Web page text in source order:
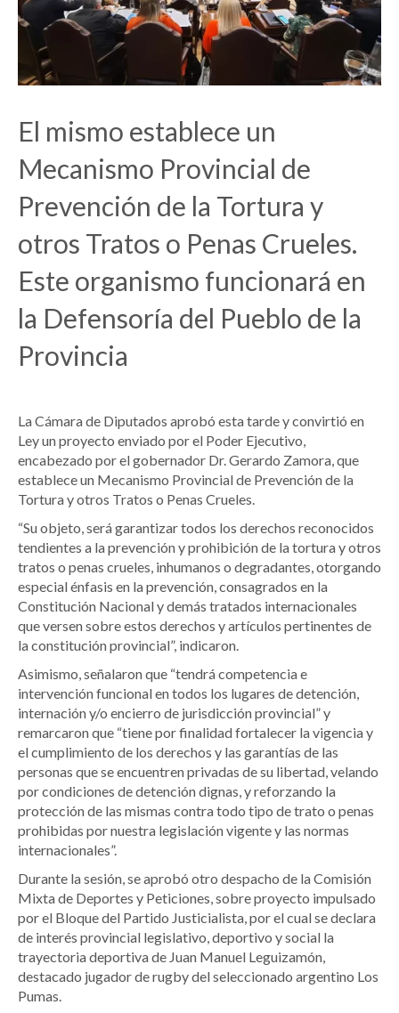
El mismo establece un
Mecanismo Provincial de
Prevención de la Tortura y
otros Tratos o Penas Crueles.
Este organismo funcionará en
la Defensoría del Pueblo de la
Provincia
La Cámara de Diputados aprobó esta tarde y convirtió en
Ley un proyecto enviado por el Poder Ejecutivo,
encabezado por el gobernador Dr. Gerardo Zamora, que
establece un Mecanismo Provincial de Prevención de la
Tortura y otros Tratos o Penas Crueles.
“Su objeto, será garantizar todos los derechos reconocidos
tendientes a la prevención y prohibición de la tortura y otros
tratos o penas crueles, inhumanos o degradantes, otorgando
especial énfasis en la prevención, consagrados en la
Constitución Nacional y demás tratados internacionales
que versen sobre estos derechos y artículos pertinentes de
la constitución provincial”, indicaron.
Asimismo, señalaron que “tendrá competencia e
intervención funcional en todos los lugares de detención,
internación y/o encierro de jurisdicción provincial” y
remarcaron que “tiene por finalidad fortalecer la vigencia y
el cumplimiento de los derechos y las garantías de las
personas que se encuentren privadas de su libertad, velando
por condiciones de detención dignas, y reforzando la
protección de las mismas contra todo tipo de trato o penas
prohibidas por nuestra legislación vigente y las normas
internacionales”.
Durante la sesión, se aprobó otro despacho de la Comisión
Mixta de Deportes y Peticiones, sobre proyecto impulsado
por el Bloque del Partido Justicialista, por el cual se declara
de interés provincial legislativo, deportivo y social la
trayectoria deportiva de Juan Manuel Leguizamón,
destacado jugador de rugby del seleccionado argentino Los
Pumas.